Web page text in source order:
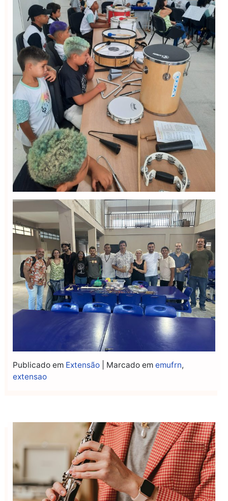
Publicado em Extensão Marcado em emufrn,
extensao